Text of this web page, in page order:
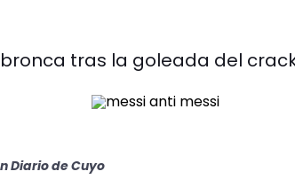
tras la goleada del
Diario de Cuyo